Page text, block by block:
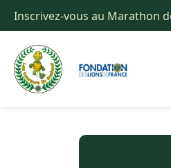
Inscrivez-vous au Marathon